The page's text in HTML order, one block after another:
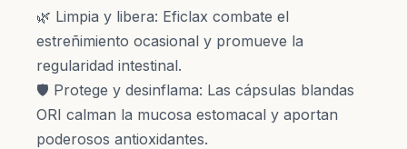
🌿 Limpia y libera: Eficlax combate el
estreñimiento ocasional y promueve la
regularidad intestinal.
🛡️ Protege y desinflama: Las cápsulas blandas
ORI calman la mucosa estomacal y aportan
poderosos antioxidantes.